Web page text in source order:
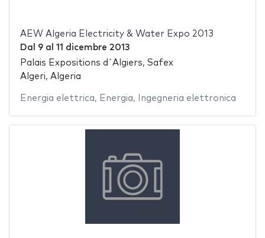
AEW Algeria Electricity & Water Expo 2013
Dal 9al 11 dicembre 2013
Palais Expositions d´Algiers, Safex
Algeri, Algeria
Energia elettrica, Energia, Ingegneria elettronica